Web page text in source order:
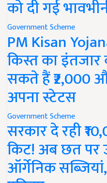
को दी गई
Government Scheme
PM Kisan
किस्त का
सकते हैं
अपना स्टेटस
Government Scheme
सरकार दे रही
किट! अब छत पर
ऑर्गेनिक